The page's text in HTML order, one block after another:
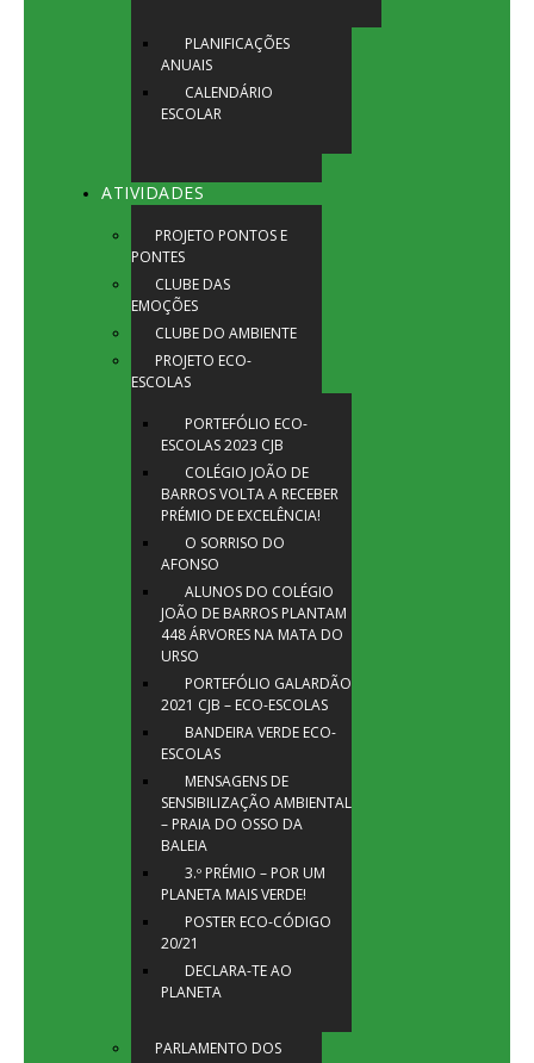
PLANIFICAÇÕES
ANUAIS
CALENDÁRIO
ESCOLAR
ATIVIDADES
PROJETO PONTOS E
PONTES
CLUBE DAS
EMOÇÕES
CLUBE DO AMBIENTE
PROJETO ECO-
ESCOLAS
PORTEFÓLIO ECO-
ESCOLAS 2023 CJB
COLÉGIO JOÃO DE
BARROS VOLTA A RECEBER
PRÉMIO DE EXCELÊNCIA!
O SORRISO DO
AFONSO
ALUNOS DO COLÉGIO
JOÃO DE BARROS PLANTAM
448 ÁRVORES NA MATA DO
URSO
PORTEFÓLIO GALARDÃO
2021 CJB – ECO-ESCOLAS
BANDEIRA VERDE ECO-
ESCOLAS
MENSAGENS DE
SENSIBILIZAÇÃO AMBIENTAL
– PRAIA DO OSSO DA
BALEIA
3.º PRÉMIO – POR UM
PLANETA MAIS VERDE!
POSTER ECO-CÓDIGO
20/21
DECLARA-TE AO
PLANETA
PARLAMENTO DOS